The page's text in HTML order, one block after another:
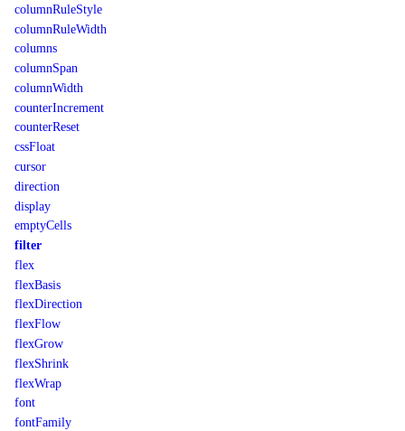
columnRuleStyle
columnRuleWidth
columns
columnSpan
columnWidth
counterIncrement
counterReset
cssFloat
cursor
direction
display
emptyCells
filter
flex
flexBasis
flexDirection
flexFlow
flexGrow
flexShrink
flexWrap
font
fontFamily